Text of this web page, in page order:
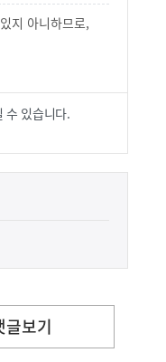
지 아니하므로,
수 있습니다.
글보기